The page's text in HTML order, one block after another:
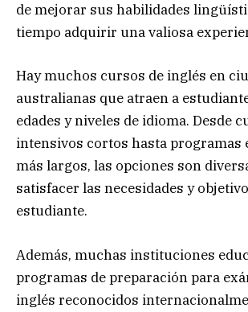
de mejorar sus habilidades
tiempo adquirir una valiosa
Hay muchos cursos de inglés en
australianas que atraen a
edades y niveles de idioma. Desde
intensivos cortos hasta programas
más largos, las opciones son
satisfacer las necesidades y
estudiante.
Además, muchas instituciones
programas de preparación para
inglés reconocidos